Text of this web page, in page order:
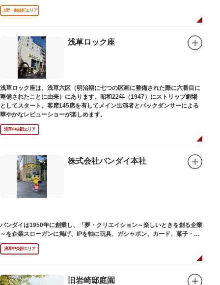
進歩などが学べる「地球館」の2つの常設展示をメインに、特別展・企画展
などから構成されています。
2005年「愛・地球博」の長久手日本館で人気を博した「地球の部屋」を移設
100万分の1の大きさ）のドームの内側すべてがスクリーンになっている世界
初のシアターで、月ごとに変わるオリジナル映像を上映しています。
楽しみながら学習できるイベント企画や、恐竜をはじめとした様々な実物標
本、子ども向けのコーナーもあり、お子様連れでも楽しめる博物館です。
また、国立科学博物館では、日本およびアジアにおける科学系博物館の中核
施設として、調査研究、標本資料の収集・保管・活用、展示・学習支援を推
進。これらの活動を上野の本館、白金台の附属自然教育園、茨城県つくば市
の実験植物園や筑波研究施設（非公開）で展開しています。
上野・御徒町エリア
浅草ロック座
浅草ロック座は、浅草六区（明治期に七つの区画に整備された際に六番目に
整備されたことに由来）にあります。昭和22年（1947）にストリップ劇場
としてスタート。客席145席を有してメイン出演者とバックダンサーによる
華やかなレビューショーが楽しめます。
浅草中央部エリア
株式会社バンダイ本社
バンダイは1950年に創業し、「夢・クリエイション～楽しいときを創る企業
～を企業スローガンに掲げ、IPを軸に玩具、ガシャポン、カード、菓子・食
品・食玩、アパレル、日用雑貨など、お客さまの身近で楽しんでいただける
エンターテインメントをお届けしています。
浅草中央部エリア
旧岩崎邸庭園